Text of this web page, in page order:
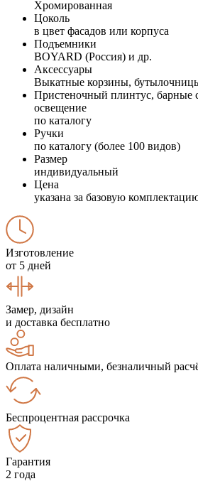
Хромированная
Цоколь
в цвет фасадов или корпуса
Подъемники
BOYARD (Россия) и др.
Аксессуары
Выкатные корзины,
Пристеночный плинтус, барные
освещение
по каталогу
Ручки
по каталогу (более 100 видов)
Размер
индивидуальный
Цена
указана за базовую
Изготовление
от 5 дней
Замер, дизайн
и доставка бесплатно
Оплата наличными, безналичный
Беспроцентная рассрочка
Гарантия
2 года